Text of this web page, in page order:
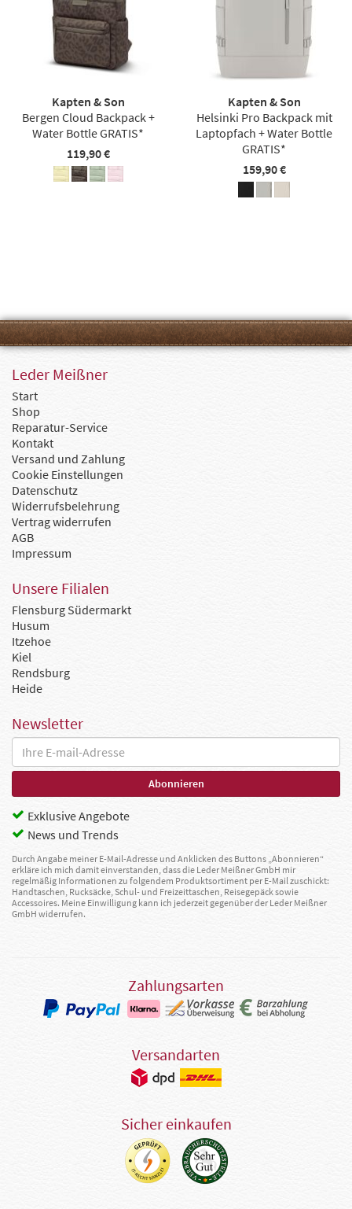
Kapten & Son
Bergen Cloud Backpack +
Water Bottle GRATIS*
119,90 €
Kapten & Son
Helsinki Pro Backpack mit
Laptopfach + Water Bottle
GRATIS*
159,90 €
Leder Meißner
Start
Shop
Reparatur-Service
Kontakt
Versand und Zahlung
Cookie Einstellungen
Datenschutz
Widerrufsbelehrung
Vertrag widerrufen
AGB
Impressum
Unsere Filialen
Flensburg Südermarkt
Husum
Itzehoe
Kiel
Rendsburg
Heide
Newsletter
Exklusive Angebote
News und Trends
Durch Angabe meiner E-Mail-Adresse und Anklicken des Buttons „Abonnieren“
erkläre ich mich damit einverstanden, dass die Leder Meißner GmbH mir
regelmäßig Informationen zu folgendem Produktsortiment per E-Mail zuschickt:
Handtaschen, Rucksäcke, Schul- und Freizeittaschen, Reisegepäck sowie
Accessoires. Meine Einwilligung kann ich jederzeit gegenüber der Leder Meißner
GmbH widerrufen.
Zahlungsarten
Versandarten
Sicher einkaufen